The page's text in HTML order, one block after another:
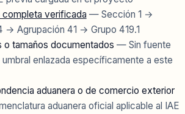
completa verificada — Sección 1 →
→ Agrupación 41 → Grupo 419.1
o tamaños documentados — Sin fuente
enlazada específicamente a este
aduanera o de comercio exterior
aduanera oficial aplicable al IAE